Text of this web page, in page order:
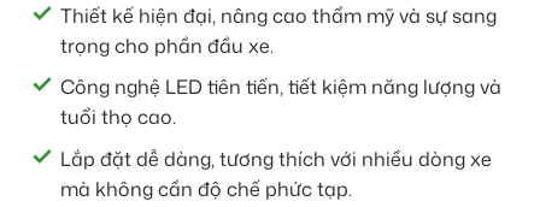
Thiết kế hiện đại, nâng cao thẩm mỹ và sự sang
trọng cho phần đầu xe.
Công nghệ LED tiên tiến, tiết kiệm năng lượng và
tuổi thọ cao.
Lắp đặt dễ dàng, tương thích với nhiều dòng xe
mà không cần độ chế phức tạp.